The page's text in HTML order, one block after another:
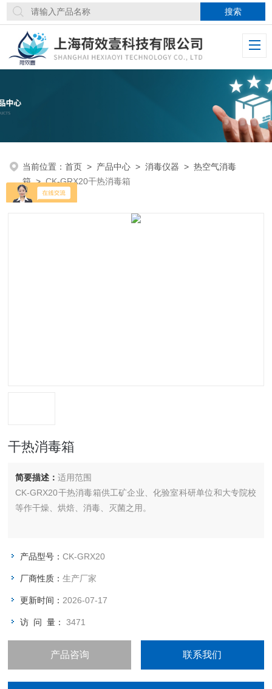
当前位置：首页 > 产品中心 >消毒仪器 >热空气消毒
箱>CK-GRX20干热消毒箱
干热消毒箱
简要描述：适用范围
CK-GRX20干热消毒箱供工矿企业、化验室科研单位和大专院校
等作干燥、烘焙、消毒、灭菌之用。
产品型号：CK-GRX20
厂商性质：生产厂家
更新时间： 2026-07-17
访 问 量：3471
产品咨询 联系我们